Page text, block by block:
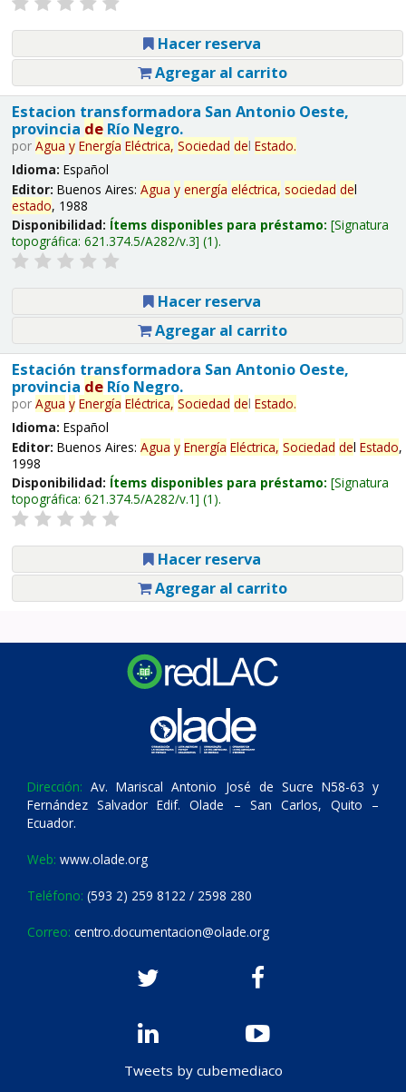
Hacer reserva
Agregar al carrito
Estacion transformadora San Antonio Oeste,
provincia deRío Negro.
por Agua y Energía Eléctrica, Sociedad del Estado.
Idioma: Español
Editor: Buenos Aires: Agua y energía eléctrica, sociedad del
estado, 1988
Disponibilidad: Ítems disponibles para préstamo: Signatura
topográfica: 621.374.5/A282/v.3 (1).
Hacer reserva
Agregar al carrito
Estación transformadora San Antonio Oeste,
provincia deRío Negro.
por Agua y Energía Eléctrica, Sociedad del Estado.
Idioma: Español
Editor: Buenos Aires: Agua y Energía Eléctrica, Sociedad del Estado,
1998
Disponibilidad: Ítems disponibles para préstamo: Signatura
topográfica: 621.374.5/A282/v.1 (1).
Hacer reserva
Agregar al carrito
Dirección: Av. Mariscal Antonio José de Sucre N58-63 y
Fernández Salvador Edif. Olade – San Carlos, Quito –
Ecuador.
Web: www.olade.org
Teléfono: (593 2) 259 8122 / 2598 280
Correo: centro.documentacion@olade.org
Tweets by cubemediaco